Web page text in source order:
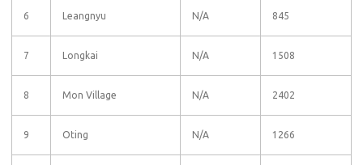
6 Leangnyu N/A 845
7 Longkai N/A 1508
8 Mon Village N/A 2402
9 Oting N/A 1266